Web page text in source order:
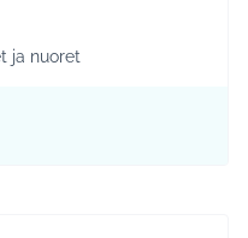
Etelä-Tuusulan kylät
teeman mukaan: Lapset
ja nuoret